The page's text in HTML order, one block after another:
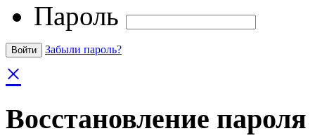
Пароль
Забыли пароль?
×
Восстановление пароля